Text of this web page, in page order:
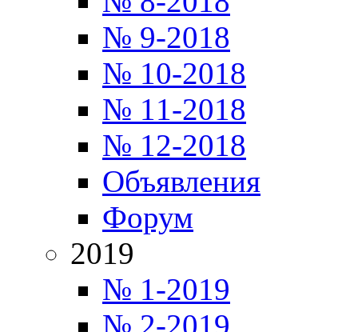
№ 9-2018
№ 10-2018
№ 11-2018
№ 12-2018
Объявления
Форум
2019
№ 1-2019